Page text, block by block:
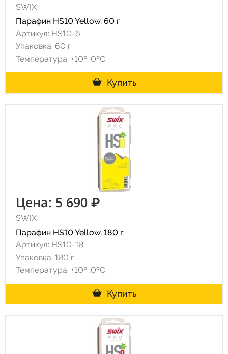
SWIX
Парафин HS10 Yellow, 60 г
Артикул: HS10-6
Упаковка: 60 г
Температура: +10º…0ºC
Купить
Цена: 5 690 ₽
SWIX
Парафин HS10 Yellow, 180 г
Артикул: HS10-18
Упаковка: 180 г
Температура: +10º…0ºC
Купить